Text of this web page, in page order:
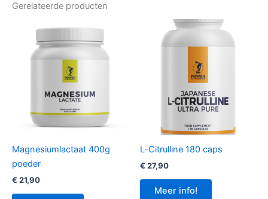
Gerelateerde producten
Magnesiumlactaat 400g
poeder
€ 21,90
L-Citrulline 180 caps
€ 27,90
Meer info!